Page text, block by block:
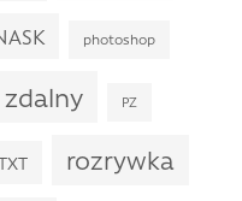
photoshop
PZ
rozrywka